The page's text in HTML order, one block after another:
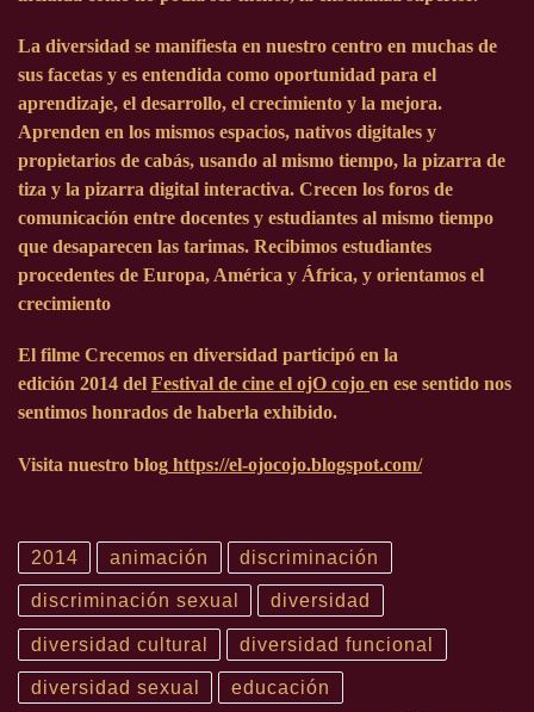
La diversidad se manifiesta en nuestro centro en muchas de
sus facetas y es entendida como oportunidad para el
aprendizaje, el desarrollo, el crecimiento y la mejora.
Aprenden en los mismos espacios, nativos digitales y
propietarios de cabás, usando al mismo tiempo, la pizarra de
tiza y la pizarra digital interactiva. Crecen los foros de
comunicación entre docentes y estudiantes al mismo tiempo
que desaparecen las tarimas. Recibimos estudiantes
procedentes de Europa, América y África, y orientamos el
crecimiento
El filme Crecemos en diversidad participó en la
edición 2014 del Festival de cine el ojO cojo en ese sentido nos
sentimos honrados de haberla exhibido.
Visita nuestro blog https://el-ojocojo.blogspot.com/
2014 animación discriminación
discriminación sexual diversidad
diversidad cultural diversidad funcional
diversidad sexual educación